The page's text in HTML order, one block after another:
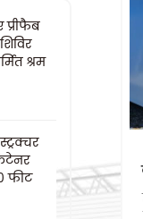
प्रीफैब
श्रम
फीट